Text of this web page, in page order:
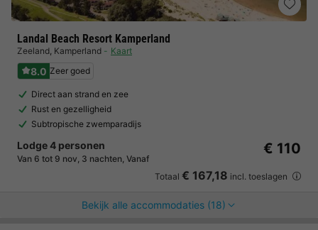
Landal Beach Resort Kamperland
Zeeland, Kamperland Kaart
8.0 Zeer goed
Direct aan strand en zee
Rust en gezelligheid
Subtropische zwemparadijs
Lodge 4 personen
Van 6 tot 9 nov, 3 nachten, Vanaf
€ 110
Totaal € 167,18 incl. toeslagen
Bekijk alle accommodaties (18)